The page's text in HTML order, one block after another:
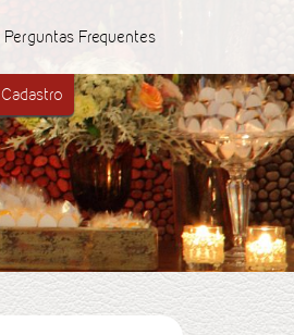
Perguntas Frequentes
Cadastro